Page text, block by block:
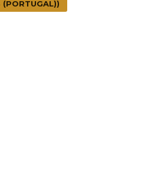
(PORTUGAL))